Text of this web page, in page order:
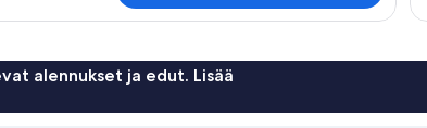
alennukset ja edut. Lisää